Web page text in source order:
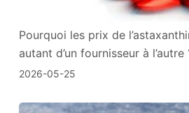
Pourquoi les prix de
autant d’un fournisseur à l’autre
2026-05-25